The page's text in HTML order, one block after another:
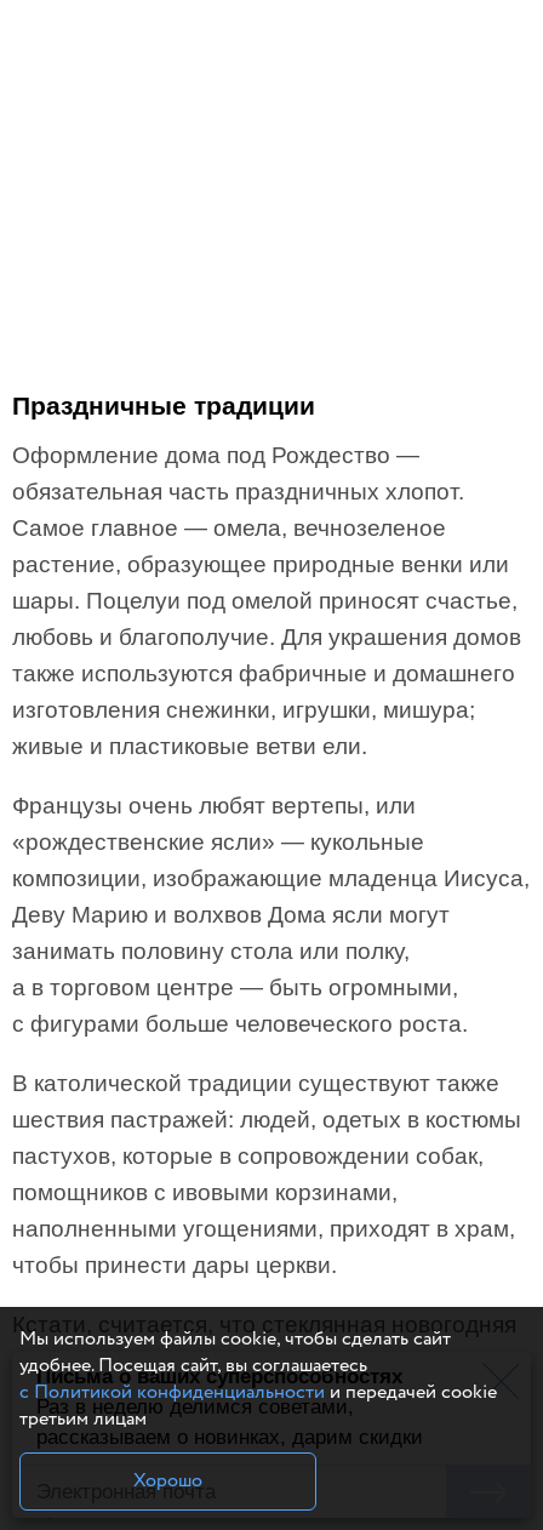
Праздничные традиции
Оформление дома под Рождество —
обязательная часть праздничных хлопот.
Самое главное — омела, вечнозеленое
растение, образующее природные венки или
шары. Поцелуи под омелой приносят счастье,
любовь и благополучие. Для украшения домов
также используются фабричные и домашнего
изготовления снежинки, игрушки, мишура;
живые и пластиковые ветви ели.
Французы очень любят вертепы, или
«рождественские ясли» — кукольные
композиции, изображающие младенца Иисуса,
Деву Марию и волхвов Дома ясли могут
занимать половину стола или полку,
а в торговом центре — быть огромными,
с фигурами больше человеческого роста.
В католической традиции существуют также
шествия пастражей: людей, одетых в костюмы
пастухов, которые в сопровождении собак,
помощников с ивовыми корзинами,
наполненными угощениями, приходят в храм,
чтобы принести дары церкви.
Кстати, считается, что стеклянная новогодняя
игрушка зародилась во Франции.
Первоначально елки здесь украшались
яблоками, но в неурожайные годы местные
стеклянных дел мастера выдували
искусственные яблочки взамен настоящих.
Письма о ваших суперспособностях
Раз в неделю делимся советами,
рассказываем о новинках, дарим скидки
Мы используем файлы cookie, чтобы сделать сайт
удобнее. Посещая сайт, вы соглашаетесь
с Политикой конфиденциальностии передачей cookie
третьим лицам
Хорошо